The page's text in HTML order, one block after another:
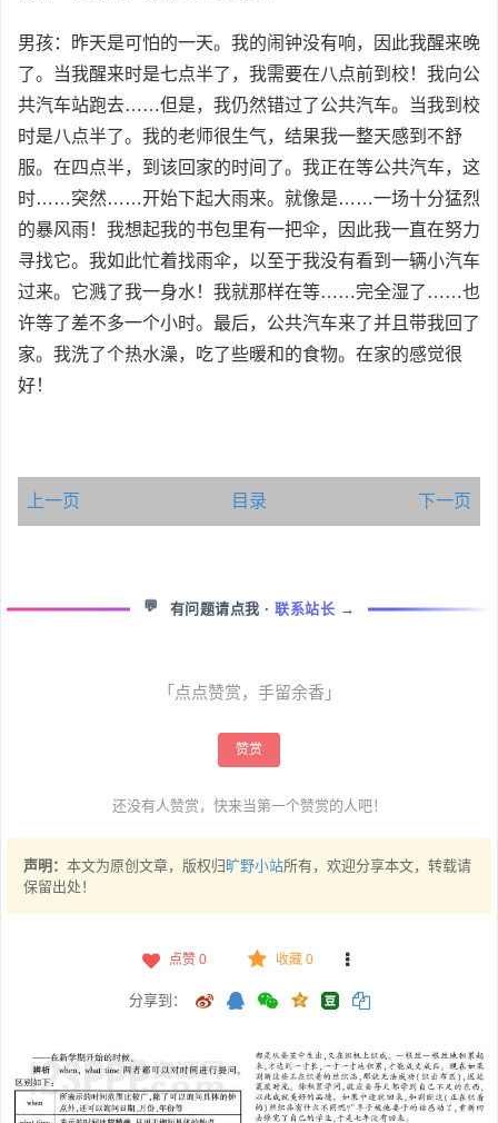
男孩：昨天是可怕的一天。我的闹钟没有响，因此我醒来晚
了。当我醒来时是七点半了，我需要在八点前到校！我向公
共汽车站跑去……但是，我仍然错过了公共汽车。当我到校
时是八点半了。我的老师很生气，结果我一整天感到不舒
服。在四点半，到该回家的时间了。我正在等公共汽车，这
时……突然……开始下起大雨来。就像是……一场十分猛烈
的暴风雨！我想起我的书包里有一把伞，因此我一直在努力
寻找它。我如此忙着找雨伞，以至于我没有看到一辆小汽车
过来。它溅了我一身水！我就那样在等……完全湿了……也
许等了差不多一个小时。最后，公共汽车来了并且带我回了
家。我洗了个热水澡，吃了些暖和的食物。在家的感觉很
好！
上一页 目录 下一页
💬 有问题请点我 ·联系站长 →
「点点赞赏，手留余香」
赞赏
还没有人赞赏，快来当第一个赞赏的人吧！
声明： 本文为原创文章，版权归 旷野小站所有，欢迎分享本文，转载请
保留出处！
点赞 0 收藏 0
分享到：